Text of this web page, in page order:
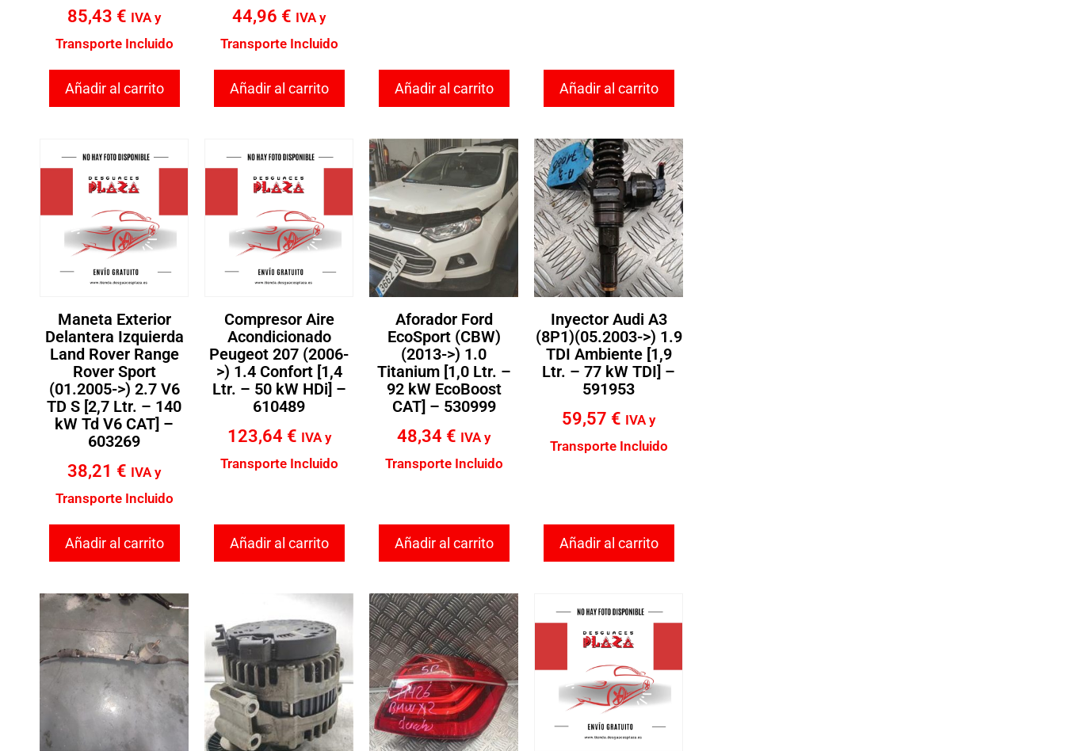
85,43 € IVA y
Transporte Incluido
Añadir al carrito
44,96 € IVA y
Transporte Incluido
Añadir al carrito Añadir al carrito Añadir al carrito
Maneta Exterior
Delantera Izquierda
Land Rover Range
Rover Sport
(01.2005->) 2.7 V6
TD S [2,7 Ltr. – 140
kW Td V6 CAT] –
603269
38,21 € IVA y
Transporte Incluido
Añadir al carrito
Compresor Aire
Acondicionado
Peugeot 207 (2006-
>) 1.4 Confort [1,4
Ltr. – 50 kW HDi] –
610489
123,64 € IVA y
Transporte Incluido
Añadir al carrito
Aforador Ford
EcoSport (CBW)
(2013->) 1.0
Titanium [1,0 Ltr. –
92 kW EcoBoost
CAT] – 530999
48,34 € IVA y
Transporte Incluido
Añadir al carrito
Inyector Audi A3
(8P1)(05.2003->) 1.9
TDI Ambiente [1,9
Ltr. – 77 kW TDI] –
591953
59,57 € IVA y
Transporte Incluido
Añadir al carrito